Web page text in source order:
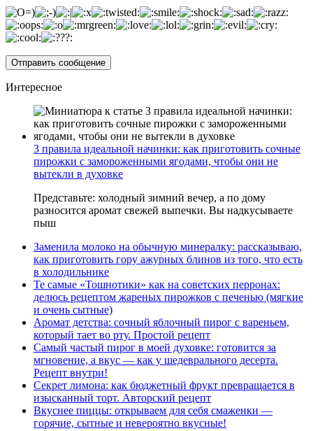
Интересное
3 правила идеальной начинки: как приготовить сочные
пирожки с замороженными ягодами, чтобы они не
вытекли в духовке
Представьте: холодный зимний вечер, а по дому
разносится аромат свежей выпечки. Вы надкусываете
пыш
Заменила молоко на обычную минералку: рассказываю,
как приготовить гору ажурных блинов из того, что есть
в холодильнике
Те самые «Тошнотики» как на советских перронах:
делюсь рецептом жареных пирожков с печенью (мягкие
и очень сытные)
Аромат детства: сочный яблочный пирог с вареньем,
который тает во рту. Простой рецепт
Самый частый пирог в моей духовке: готовится за
мгновение, а вкус — как у шедеврального десерта.
Рецепт внутри!
Секрет лимона: как бюджетный фрукт превращается в
изысканный торт. Авторский рецепт
Вкуснее пиццы: открываем для себя смаженки —
горячие, сытные и невероятно вкусные!